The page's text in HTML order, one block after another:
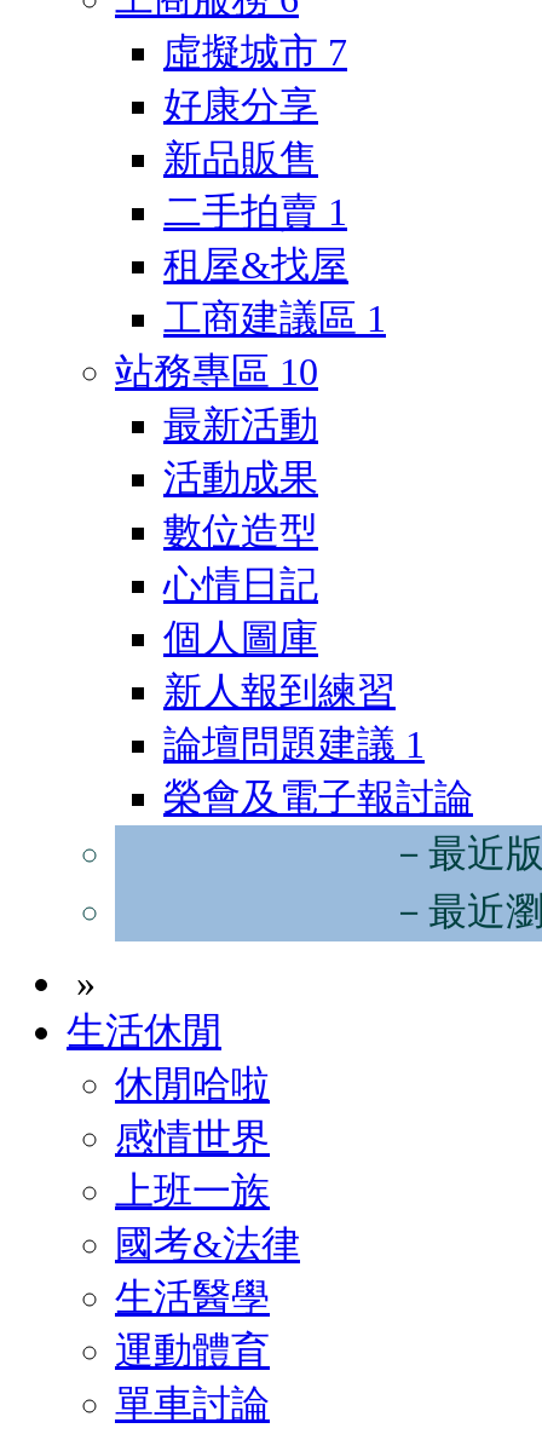
虛擬城市 7
好康分享
新品販售
二手拍賣 1
租屋&找屋
工商建議區 1
站務專區 10
最新活動
活動成果
數位造型
心情日記
個人圖庫
新人報到練習
論壇問題建議 1
榮會及電子報討論
－最近
－最近
»
生活休閒
休閒哈啦
感情世界
上班一族
國考&法律
生活醫學
運動體育
單車討論